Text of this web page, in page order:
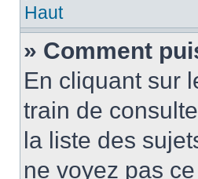
Haut
» Comment
En cliquant sur
train de
la liste des
ne voyez pas